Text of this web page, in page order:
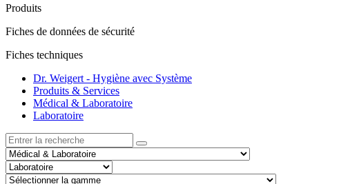
Produits
Fiches de données de sécurité
Fiches techniques
Dr. Weigert - Hygiène avec Système
Produits & Services
Médical & Laboratoire
Laboratoire